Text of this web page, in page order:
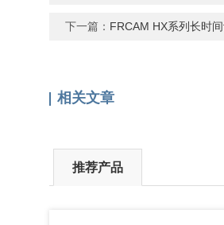
下一篇： FRCAM HX系列长时
相关文章
推荐产品